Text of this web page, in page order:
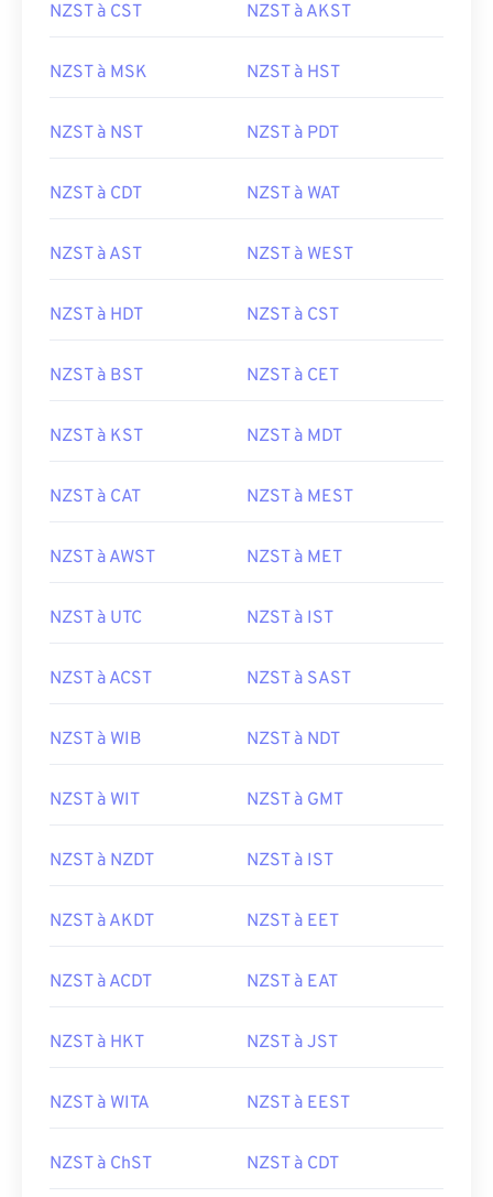
NZST à CST NZST à AKST
NZST à MSK NZST à HST
NZST à NST NZST à PDT
NZST à CDT NZST à WAT
NZST à AST NZST à WEST
NZST à HDT NZST à CST
NZST à BST NZST à CET
NZST à KST NZST à MDT
NZST à CAT NZST à MEST
NZST à AWST NZST à MET
NZST à UTC NZST à IST
NZST à ACST NZST à SAST
NZST à WIB NZST à NDT
NZST à WIT NZST à GMT
NZST à NZDT NZST à IST
NZST à AKDT NZST à EET
NZST à ACDT NZST à EAT
NZST à HKT NZST à JST
NZST à WITA NZST à EEST
NZST à ChST NZST à CDT